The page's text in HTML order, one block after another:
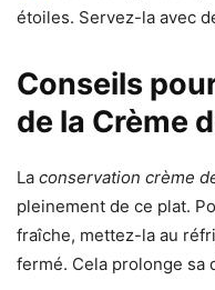
étoiles. Servez-la avec
Conseils
de la Crème
La conservation crème
pleinement de ce plat.
fraîche, mettez-la au
fermé. Cela prolonge sa